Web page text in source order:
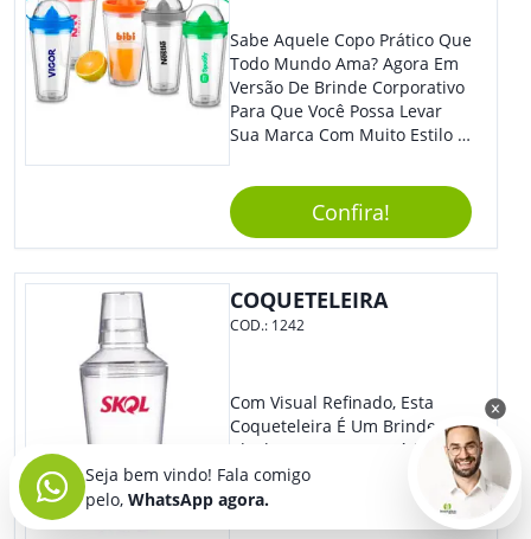
Sabe Aquele Copo Prático Que
Todo Mundo Ama? Agora Em
Versão De Brinde Corporativo
Para Que Você Possa Levar
Sua Marca Com Muito Estilo E
Praticidade À Eventos E Feiras
De Exposição.Confira!
COQUETELEIRA
COD.: 1242
Com Visual Refinado, Esta
Coqueteleira É Um Brinde
Ideal Para Pessoas Práticas E
Modernas. Ótima Opção Para
Levar Sua Marca De Forma
Estilosa, Agregando Valor Para
Seja bem vindo! Fala comigo
pelo, WhatsApp agora.